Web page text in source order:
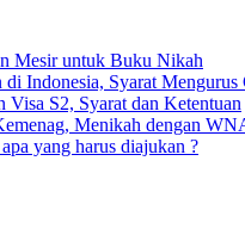
Mesir untuk Buku Nikah
Indonesia, Syarat
S2, Syarat dan Ketentuan
Menikah dengan
yang harus diajukan ?